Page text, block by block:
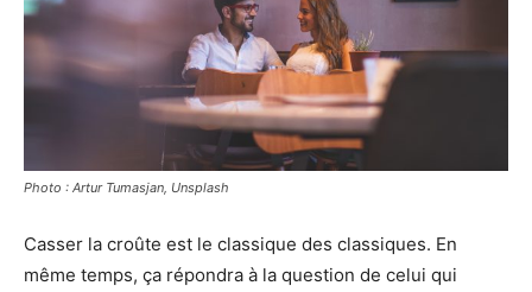
Photo : Artur Tumasjan, Unsplash
Casser la croûte est le classique des classiques. En
même temps, ça répondra à la question de celui qui